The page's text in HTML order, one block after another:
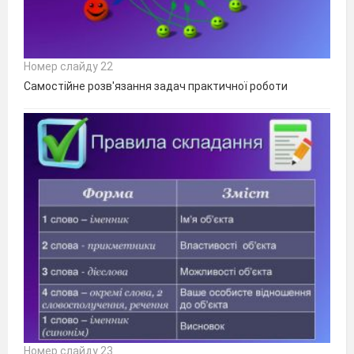
Номер слайду 22
Самостійне розв'язання задач практичної роботи
Номер слайду 23